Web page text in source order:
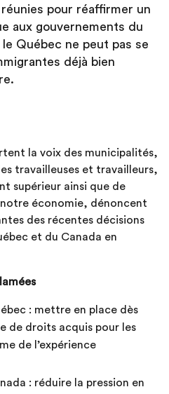
pour réaffirmer un
aux gouvernements du
Québec ne peut pas se
déjà bien
la voix des municipalités,
travailleuses et travailleurs,
supérieur ainsi que de
économie, dénoncent
des récentes décisions
et du Canada en
: mettre en place dès
de droits acquis pour les
de l’expérience
: réduire la pression en